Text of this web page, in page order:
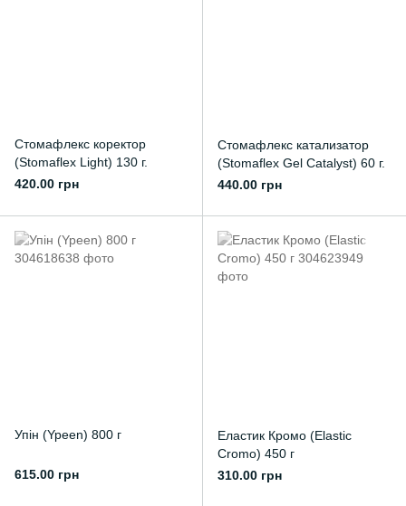
Стомафлекс коректор
(Stomaflex Light) 130 г.
420.00 грн
Стомафлекс катализатор
(Stomaflex Gel Catalyst) 60 г.
440.00 грн
Упін (Ypeen) 800 г
615.00 грн
Еластик Кромо (Elastic
Cromo) 450 г
310.00 грн